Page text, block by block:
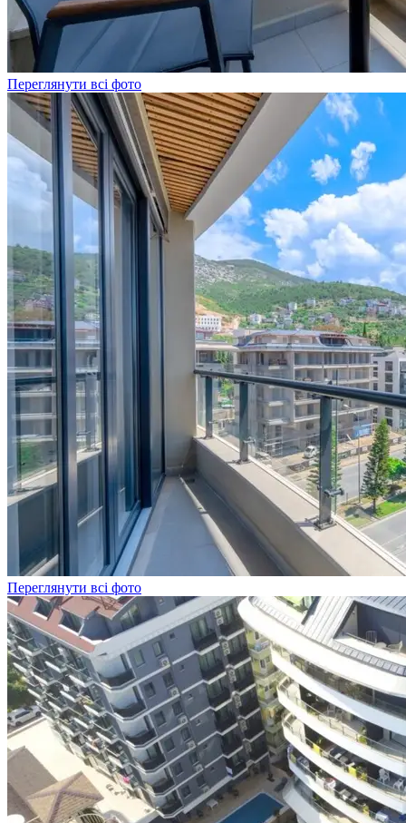
Переглянути всі фото
Переглянути всі фото